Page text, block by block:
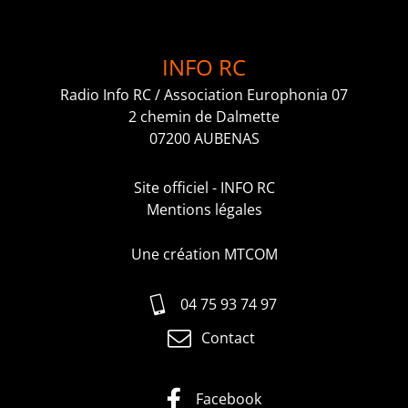
INFO RC
Radio Info RC / Association Europhonia 07
2 chemin de Dalmette
07200 AUBENAS
Site officiel - INFO RC
Mentions légales
Une création MTCOM
04 75 93 74 97
Contact
Facebook